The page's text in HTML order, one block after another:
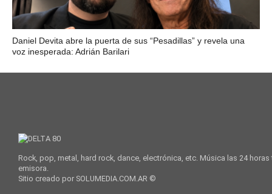
Daniel Devita abre la puerta de sus “Pesadillas” y revela una
voz inesperada: Adrián Barilari
Rock, pop, metal, hard rock, dance, electrónica, etc. Música las 24
emisora.
Sitio creado por SOLUMEDIA.COM.AR ©